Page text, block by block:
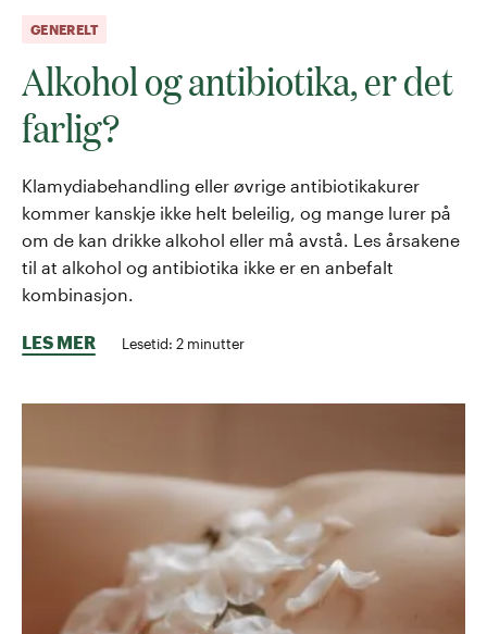
GENERELT
Alkohol og antibiotika, er det
farlig?
Klamydiabehandling eller øvrige antibiotikakurer
kommer kanskje ikke helt beleilig, og mange lurer på
om de kan drikke alkohol eller må avstå. Les årsakene
til at alkohol og antibiotika ikke er en anbefalt
kombinasjon.
LES MER Lesetid: 2 minutter